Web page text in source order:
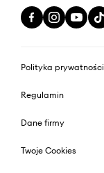
Polityka prywatności
Regulamin
Dane firmy
Twoje Cookies